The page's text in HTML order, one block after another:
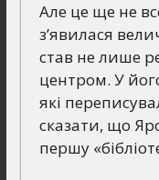
Але це ще не
з’явилася
став не лише
центром. У
які
сказати, що
першу